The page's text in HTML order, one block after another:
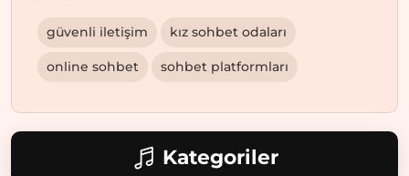
güvenli iletişim kız sohbet odaları
online sohbet sohbet platformları
Kategoriler